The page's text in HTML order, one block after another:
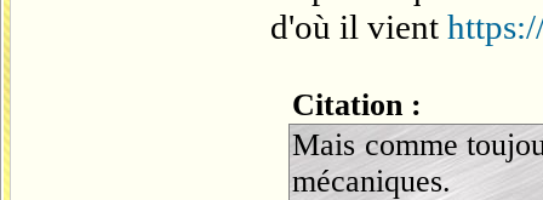
d'où il vient
Citation :
Mais comme
mécaniques.